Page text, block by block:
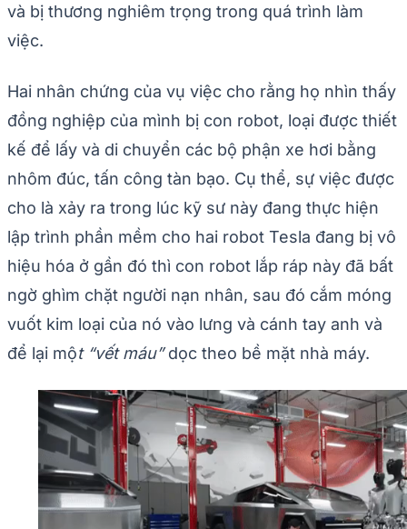
và bị thương nghiêm trọng trong quá trình làm
việc.
Hai nhân chứng của vụ việc cho rằng họ nhìn thấy
đồng nghiệp của mình bị con robot, loại được thiết
kế để lấy và di chuyển các bộ phận xe hơi bằng
nhôm đúc, tấn công tàn bạo. Cụ thể, sự việc được
cho là xảy ra trong lúc kỹ sư này đang thực hiện
lập trình phần mềm cho hai robot Tesla đang bị vô
hiệu hóa ở gần đó thì con robot lắp ráp này đã bất
ngờ ghìm chặt người nạn nhân, sau đó cắm móng
vuốt kim loại của nó vào lưng và cánh tay anh và
để lại một “vết máu”dọc theo bề mặt nhà máy.